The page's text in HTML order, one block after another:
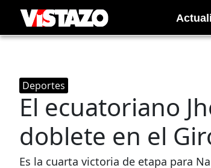
Deportes
El ecuatoriano
doblete en el
Es la cuarta victoria de etapa para